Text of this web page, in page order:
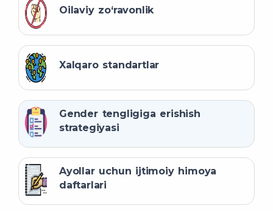
Oilaviy zo‘ravonlik
Xalqaro standartlar
Gender tengligiga erishish
strategiyasi
Ayollar uchun ijtimoiy himoya
daftarlari